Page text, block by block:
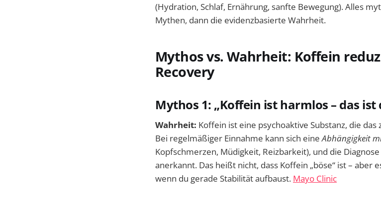
(Hydration, Schlaf, Ernährung, sanfte Bewegung). Alles
Mythen, dann die evidenzbasierte Wahrheit.
Mythos vs. Wahrheit: Koffein
Recovery
Mythos 1: „Koffein ist harmlos – das ist
Wahrheit: Koffein ist eine psychoaktive Substanz, die
Bei regelmäßiger Einnahme kann sich eineAbhängigkeit
Kopfschmerzen, Müdigkeit, Reizbarkeit), und die
anerkannt. Das heißt nicht, dass Koffein „böse“ ist – aber
wenn du gerade Stabilität aufbaust. Mayo Clinic